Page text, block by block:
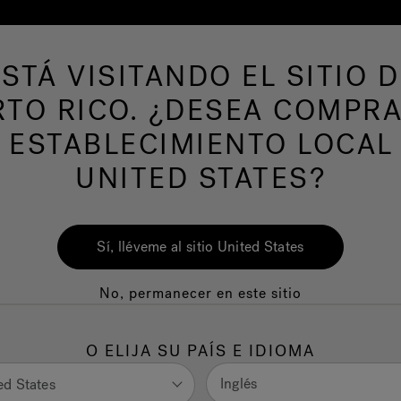
productos SPAS DE NATACION Nuestra
de
VISITANDO EL SITIO
RICO. ¿DESEA
ESTABLECIMIENTO LOCAL
UNITED STATES?
Sí, lléveme al sitio United States
No, permanecer en este sitio
O ELIJA SU PAÍS E IDIOMA
States Inglés